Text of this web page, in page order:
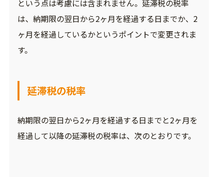
という点は考慮には含まれません。延滞税の税率
は、納期限の翌日から2ヶ月を経過する日までか、2
ヶ月を経過しているかというポイントで変更されま
す。
延滞税の税率
納期限の翌日から2ヶ月を経過する日までと2ヶ月を
経過して以降の延滞税の税率は、次のとおりです。